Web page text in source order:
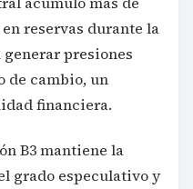
reservas durante la
presiones
de cambio, un
financiera.
B3 mantiene la
grado especulativo y